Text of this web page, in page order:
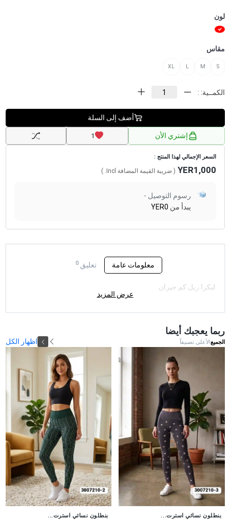
لون
مقاس
S
M
L
XL
الكمــية: :
أضف إلى السلة
إشتري الأن 1
السعر الإجمالي لهذا المنتج :
YER1,000 ( ضريبة القيمة المضافة Incl.
)
رسوم التوصيل -
يبدأ من YER0
معلومات عامة تعليق 0
ليكرا ربل كم حيران
عرض المزيد
ربما يعجبك أيضا
الجميع الأعلى تصنيفاً اظهار الكل
جديد
بنطلون نسائي استرت...
جديد
بنطلون نسائي استرت...